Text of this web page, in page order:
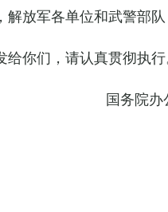
放军各单位和武警部队
你们，请认真贯彻执行
国务院